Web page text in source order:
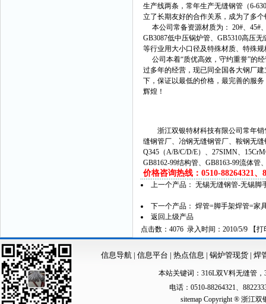
生产线两条，常年生产无缝钢管（6-
立了长期友好的合作关系，成为了多
本公司常备资源材质为： 20#、45#
GB3087低中压锅炉管、GB5310高压
等行业用大小口径及特殊材质、特殊
公司本着“质优高效，守约重誉”的
过多年的经营，现已同全国各大钢厂
下，保证以最低的价格，最完善的服
辉煌！
浙江双银特材科技有限公司常年销
缝钢管厂、冶钢无缝钢管厂、鞍钢无
Q345（A/B/C/D/E）、27SIMN、
GB8162-99结构管、GB8163-99流体
价格咨询热线：0510-88264321、
上一个产品： 无锡无缝钢管-无锡脚
下一个产品： 焊管=脚手架焊管=家
返回上级产品
点击数：4076 录入时间：2010/5/9 【打
信息导航| 信息平台 | 热点信息 | 锅炉管现货 | 焊
本站关键词： 316L双V料无缝管 ，
电话：0510-88264321、
sitemapCopyright ® 浙江双